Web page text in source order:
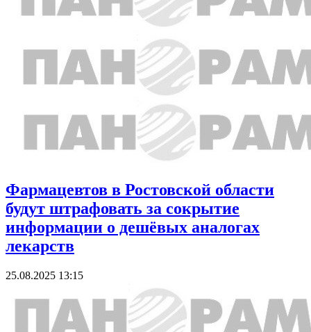
Фармацевтов в Ростовской области
будут штрафовать за сокрытие
информации о дешёвых аналогах
лекарств
25.08.2025 13:15